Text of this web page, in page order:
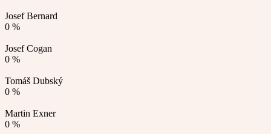
Josef Bernard
0 %
Josef Cogan
0 %
Tomáš Dubský
0 %
Martin Exner
0 %